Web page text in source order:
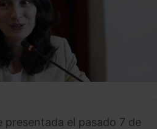
presentada el pasado 7 de